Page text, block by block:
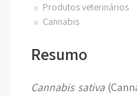
Produtos veterinários
Cannabis
Resumo
Cannabis sativa